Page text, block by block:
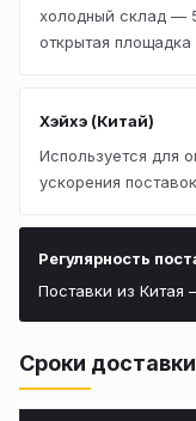
холодный склад —
открытая
Хэйхэ (Китай)
Используется для
ускорения
Регулярность
Поставки из Китая
Сроки доставки